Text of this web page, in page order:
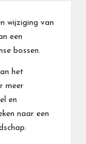
wijziging van
een
bossen.
het
meer
en
naar een